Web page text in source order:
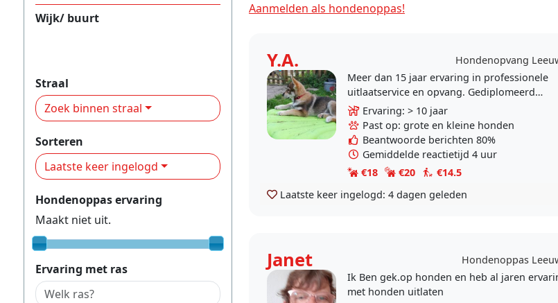
Aanmelden als hondenoppas!
Y.A.
Hondenopvang
Meer dan 15 jaar ervaring in professionele
uitlaatservice en opvang. Gediplomeerd
Kynologisch instructeur A en B. Certificaat
Dierenartsassistente.
Ervaring: > 10 jaar
Past op: grote en kleine honden
Beantwoorde berichten 80%
Gemiddelde reactietijd 4 uur
€18
€20
€14.5
Laatste keer ingelogd: 4 dagen geleden
Janet
Hondenoppas
Ik Ben gek.op honden en heb al jaren
met honden uitlaten
Wijk/ buurt
Straal
Zoek binnen straal
Sorteren
Laatste keer ingelogd
Hondenoppas ervaring
Maakt niet uit.
Ervaring met ras